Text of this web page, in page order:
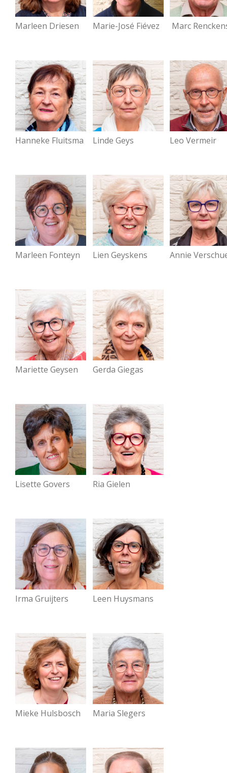
Marleen Driesen
Hanneke Fluitsma
Marleen Fonteyn
Mariette Geysen
Lisette Govers
Irma Gruijters
Mieke Hulsbosch
Marie-José Fiévez
Linde Geys
Lien Geyskens
Gerda Giegas
Ria Gielen
Leen Huysmans
Maria Slegers
Marc
Leo Vermeir
Annie